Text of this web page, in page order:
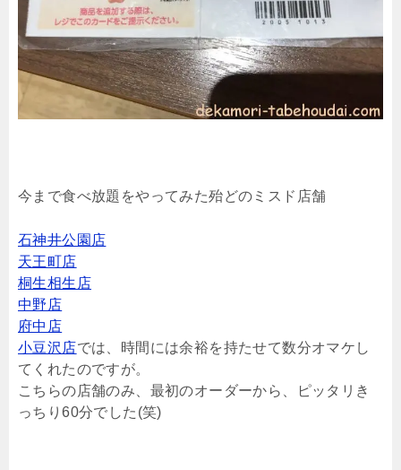
今まで食べ放題をやってみた殆どのミスド店舗
石神井公園店
天王町店
桐生相生店
中野店
府中店
小豆沢店では、時間には余裕を持たせて数分オマケし
てくれたのですが。
こちらの店舗のみ、最初のオーダーから、ピッタリき
っちり60分でした(笑)